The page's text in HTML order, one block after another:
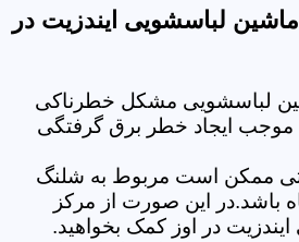
لباسشویی ایندزیت در
لباسشویی مشکل خطرناکی
موجب ایجاد خطر برق گرفتگی
ممکن است مربوط به شلنگ
باشد.در این صورت از مرکز
در اوز کمک بخواهید.